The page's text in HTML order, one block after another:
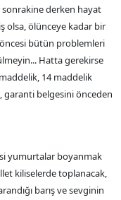
derken hayat
olsa, ölünceye kadar bir
bütün problemleri
Hatta gerekirse
14 maddelik
garanti belgesini önceden
yumurtalar boyanmak
kiliselerde toplanacak,
barış ve sevginin